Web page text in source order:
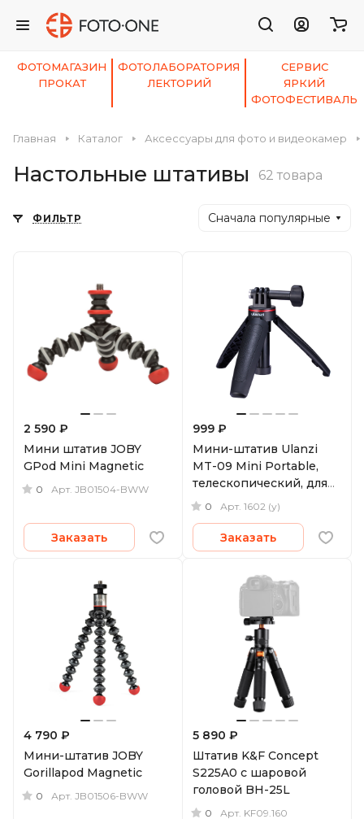
ФОТОМАГАЗИН ФОТОЛАБОРАТОРИЯ
СЕРВИС
ПРОКАТ
ЛЕКТОРИЙ
ЯРКИЙ
ФОТОФЕСТИВАЛЬ
Главная Каталог Аксессуары для фото и видеокамер
Настольные штативы 62 товара
ФИЛЬТР Сначала популярные
2 590 ₽
Мини штатив JOBY
GPod Mini Magnetic
0 Арт. JB01504-BWW
Заказать
999 ₽
Мини-штатив Ulanzi
MT-09 Mini Portable,
телескопический, для
экшн-камер
0 Арт. 1602 (у)
Заказать
4 790 ₽
Мини-штатив JOBY
Gorillapod Magnetic
0 Арт. JB01506-BWW
5 890 ₽
Штатив K&F Concept
S225A0 с шаровой
головой BH-25L
0 Арт. KF09.160